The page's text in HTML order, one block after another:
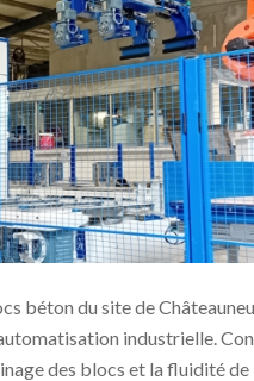
béton du site de
industrielle.
des blocs et la fluidité